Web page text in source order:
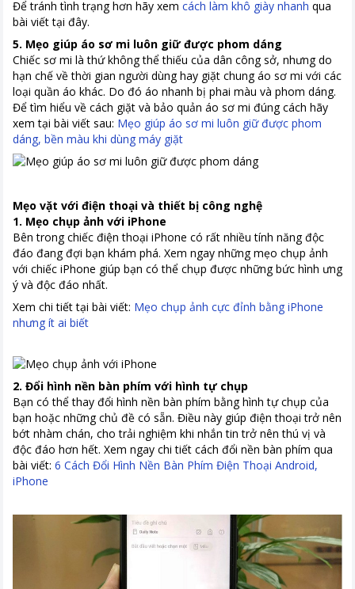
Để tránh tình trạng hơn hãy xem cách làm khô giày nhanh qua
bài viết tại đây.
5. Mẹo giúp áo sơ mi luôn giữ được phom dáng
Chiếc sơ mi là thứ không thể thiếu của dân công sở, nhưng do
hạn chế về thời gian người dùng hay giặt chung áo sơ mi với các
loại quần áo khác. Do đó áo nhanh bị phai màu và phom dáng.
Để tìm hiểu về cách giặt và bảo quản áo sơ mi đúng cách hãy
xem tại bài viết sau: Mẹo giúp áo sơ mi luôn giữ được phom
dáng, bền màu khi dùng máy giặt
Mẹo vặt với điện thoại và thiết bị công nghệ
1. Mẹo chụp ảnh với iPhone
Bên trong chiếc điện thoại iPhone có rất nhiều tính năng độc
đáo đang đợi bạn khám phá. Xem ngay những mẹo chụp ảnh
với chiếc iPhone giúp bạn có thể chụp được những bức hình ưng
ý và độc đáo nhất.
Xem chi tiết tại bài viết: Mẹo chụp ảnh cực đỉnh bằng iPhone
nhưng ít ai biết
2. Đổi hình nền bàn phím với hình tự chụp
Bạn có thể thay đổi hình nền bàn phím bằng hình tự chụp của
bạn hoặc những chủ đề có sẵn. Điều này giúp điện thoại trở nên
bớt nhàm chán, cho trải nghiệm khi nhắn tin trở nên thú vị và
độc đáo hơn hết. Xem ngay chi tiết cách đổi nền bàn phím qua
bài viết: 6 Cách Đổi Hình Nền Bàn Phím Điện Thoại Android,
iPhone